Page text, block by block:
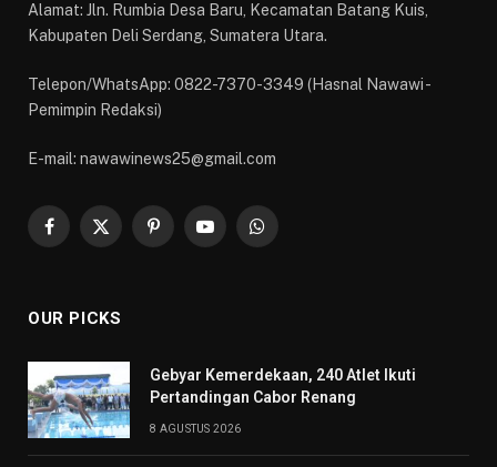
Alamat: Jln. Rumbia Desa Baru, Kecamatan Batang Kuis,
Kabupaten Deli Serdang, Sumatera Utara.
Telepon/WhatsApp: 0822-7370-3349 (Hasnal Nawawi -
Pemimpin Redaksi)
E-mail: nawawinews25@gmail.com
Facebook
X
PinterestYouTubeWhatsApp
OUR PICKS
Gebyar Kemerdekaan, 240 Atlet Ikuti
Pertandingan Cabor Renang
8 AGUSTUS 2026